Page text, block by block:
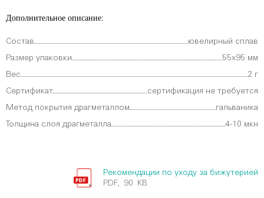
Дополнительное описание:
Состав ювелирный сплав
Размер упаковки 55х95 мм
Вес 2 г
Сертификат сертификация не требуется
Метод покрытия драгметаллом гальваника
Толщина слоя драгметалла 4-10 мкн
Рекомендации по уходу за бижутерией
PDF, 90 KB